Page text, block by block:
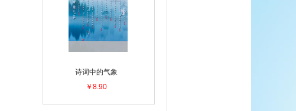
诗词中的气象
￥8.90